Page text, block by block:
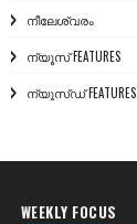
നീലേശ്വരം
ന്യൂസ് FEATURES
ന്യൂസ്ഡ് FEATURES
WEEKLY FOCUS